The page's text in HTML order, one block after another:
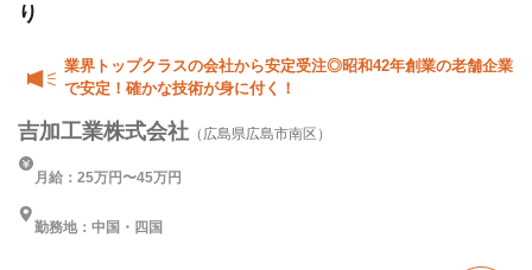
り
業界トップクラスの会社から安定受注◎昭和42年創業の老舗企業
で安定！確かな技術が身に付く！
吉加工業株式会社 （広島県広島市南区）
月給：25万円〜45万円
勤務地：中国・四国